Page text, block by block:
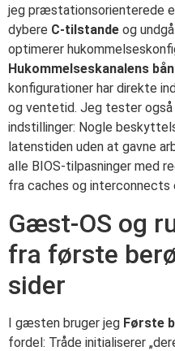
jeg præstationsorienterede
dybere C-tilstande og
optimerer
Hukommelseskanalens
konfigurationer har direkte
og ventetid. Jeg tester
indstillinger: Nogle
latenstiden uden at gavne
alle BIOS-tilpasninger med
fra caches og
Gæst-OS og
fra første
sider
I gæsten bruger jeg Første
fordel: Tråde initialiserer